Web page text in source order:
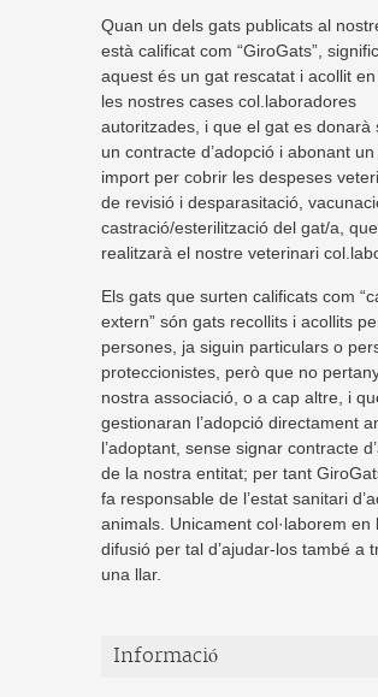
Quan un dels gats publicats al
està calificat com “GiroGats”,
aquest és un gat rescatat i acollit
les nostres cases col.laboradores
autoritzades, i que el gat es donarà
un contracte d’adopció i abonant
import per cobrir les despeses
de revisió i desparasitació,
castració/esterilització del gat/a, que
realitzarà el nostre veterinari
Els gats que surten calificats com
extern” són gats recollits i acollits
persones, ja siguin particulars o
proteccionistes, però que no
nostra associació, o a cap altre, i
gestionaran l’adopció directament
l’adoptant, sense signar contracte
de la nostra entitat; per tant
fa responsable de l’estat sanitari
animals. Unicament col·laborem en
difusió per tal d’ajudar-los també a
una llar.
Informació